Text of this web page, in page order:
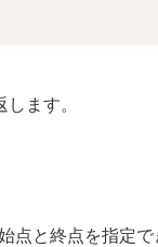
ます。
と終点を指定